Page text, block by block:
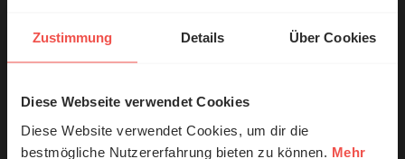
Zustimmung Details Über Cookies
Diese Webseite verwendet Cookies
Diese Website verwendet Cookies, um dir die
bestmögliche Nutzererfahrung bieten zu können. Mehr
© Ruth Schneider / ERF